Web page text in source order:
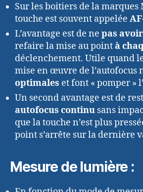
Sur les boitiers de la marques
touche est souvent appelée
L’avantage est de ne pas
refaire la mise au pointà
déclenchement. Utile quand
mise en œuvre de l’autofocus
optimales et font « pomper »
Un second avantage est de
autofocus continu sans
que la touche n’est plus
point s’arrête sur la dernière
Mesure de lumière :